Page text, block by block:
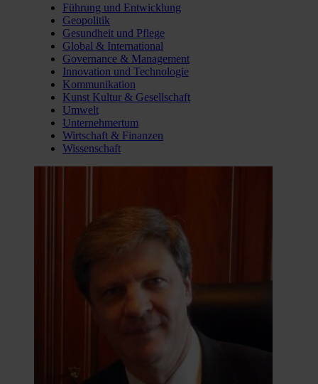
Führung und Entwicklung
Geopolitik
Gesundheit und Pflege
Global & International
Governance & Management
Innovation und Technologie
Kommunikation
Kunst Kultur & Gesellschaft
Umwelt
Unternehmertum
Wirtschaft & Finanzen
Wissenschaft